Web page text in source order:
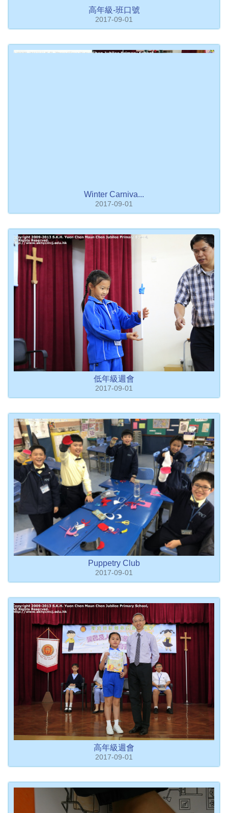
高年級-班口號
2017-09-01
Winter Carniva...
2017-09-01
低年級週會
2017-09-01
Puppetry Club
2017-09-01
高年級週會
2017-09-01